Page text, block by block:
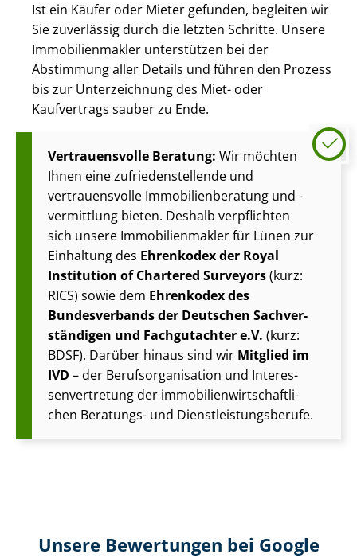
Ist ein Käufer oder Mieter gefunden, begleiten wir
Sie zuverlässig durch die letzten Schritte. Unsere
Im­mo­bi­li­en­mak­ler unterstützen bei der
Abstimmung aller Details und führen den Prozess
bis zur Unterzeichnung des Miet- oder
Kaufvertrags sauber zu Ende.
Vertrauensvolle Beratung: Wir möchten
Ihnen eine zu­frie­den­stel­len­de und
vertrauensvolle Im­mo­bi­li­en­be­ra­tung und -
vermittlung bieten. Deshalb verpflichten
sich unsere Im­mo­bi­li­en­mak­ler für Lünen zur
Einhaltung des Ehrenkodex der Royal
Institution of Chartered Surveyors(kurz:
RICS) sowie dem Ehrenkodex des
Bundesverbands der Deutschen Sach­ver­
stän­di­gen und Fachgutachter e.V. (kurz:
BDSF). Darüber hinaus sind wir Mitglied im
IVD – der Be­rufs­or­ga­ni­sa­ti­on und In­ter­es­
sen­ver­tre­tung der im­mo­bi­li­en­wirt­schaft­li­
chen Beratungs- und Dienst­leis­tungs­be­ru­fe.
Unsere Bewertungen bei Google